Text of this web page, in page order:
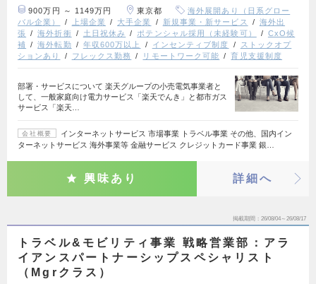
900万円 ～ 1149万円 東京都
海外展開あり（日系グロー
バル企業）
上場企業 大手企業 新規事業・新サービス
海外出
張
海外折衝 土日祝休み ポテンシャル採用（未経験可）
CxO候
補
海外転勤 年収600万以上 インセンティブ制度
ストックオプ
ションあり
フレックス勤務 リモートワーク可能 育児支援制度
部署・サービスについて 楽天グループの小売電気事業者と
して、一般家庭向け電力サービス「楽天でんき」と都市ガス
サービス「楽天…
会社概要
インターネットサービス 市場事業 トラベル事業 その他、国内イン
ターネットサービス 海外事業等 金融サービス クレジットカード事業 銀…
興味あり 詳細へ
掲載期間 26/08/04～26/08/17
トラベル&モビリティ事業 戦略営業部：アラ
イアンスパートナーシップスペシャリスト
（Mgrクラス）